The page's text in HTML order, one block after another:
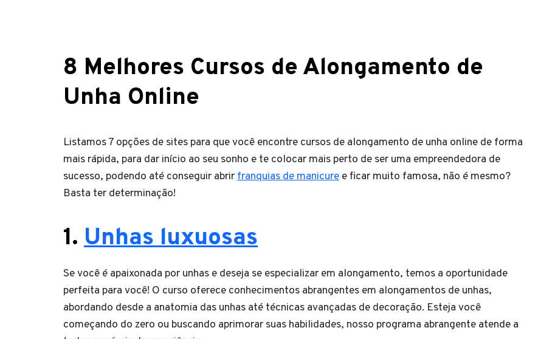
8 Melhores Cursos de Alongamento de
Unha Online
Listamos 7 opções de sites para que você encontre cursos de alongamento de unha online de forma
mais rápida, para dar início ao seu sonho e te colocar mais perto de ser uma empreendedora de
sucesso, podendo até conseguir abrir franquias de manicure e ficar muito famosa, não é mesmo?
Basta ter determinação!
1. Unhas luxuosas
Se você é apaixonada por unhas e deseja se especializar em alongamento, temos a oportunidade
perfeita para você! O curso oferece conhecimentos abrangentes em alongamentos de unhas,
abordando desde a anatomia das unhas até técnicas avançadas de decoração. Esteja você
começando do zero ou buscando aprimorar suas habilidades, nosso programa abrangente atende a